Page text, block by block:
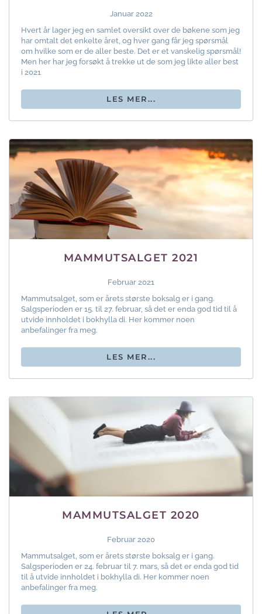
Januar 2022
Hvert år lager jeg en samlet oversikt over de bøkene som jeg
har omtalt det enkelte året, og hver gang får jeg spørsmål
om hvilke som er de aller beste. Det er et vanskelig spørsmål!
Men her har jeg forsøkt å trekke ut de som jeg likte aller best
i 2021
LES MER...
MAMMUTSALGET 2021
Februar 2021
Mammutsalget, som er årets største boksalg er i gang.
Salgsperioden er 15. til 27. februar, så det er enda god tid til å
utvide innholdet i bokhylla di. Her kommer noen
anbefalinger fra meg.
LES MER...
MAMMUTSALGET 2020
Februar 2020
Mammutsalget, som er årets største boksalg er i gang.
Salgsperioden er 24. februar til 7. mars, så det er enda god tid
til å utvide innholdet i bokhylla di. Her kommer noen
anbefalinger fra meg.